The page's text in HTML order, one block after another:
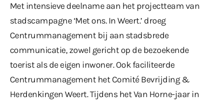
Met intensieve deelname aan het projectteam van
stadscampagne ‘Met ons. In Weert.’ droeg
Centrummanagement bij aan stadsbrede
communicatie, zowel gericht op de bezoekende
toerist als de eigen inwoner. Ook faciliteerde
Centrummanagement het Comité Bevrijding &
Herdenkingen Weert. Tijdens het Van Horne-jaar in